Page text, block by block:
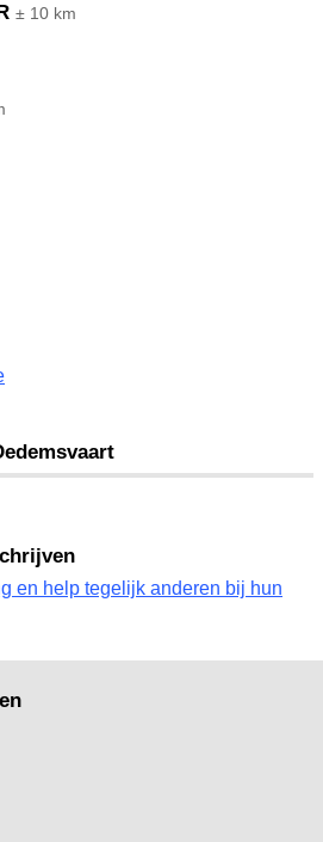
± 10 km
en help tegelijk anderen bij hun